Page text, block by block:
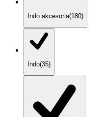
Indo akcesoria(180)
Indo(35)